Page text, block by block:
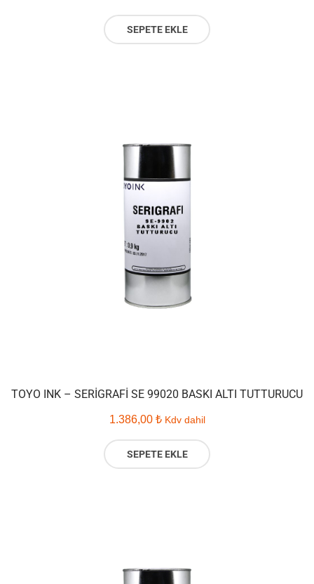
SEPETE EKLE
TOYO INK – SERIGRAFI SE 99020 BASKI ALTI TUTTURUCU
1.386,00 ₺ Kdv dahil
SEPETE EKLE